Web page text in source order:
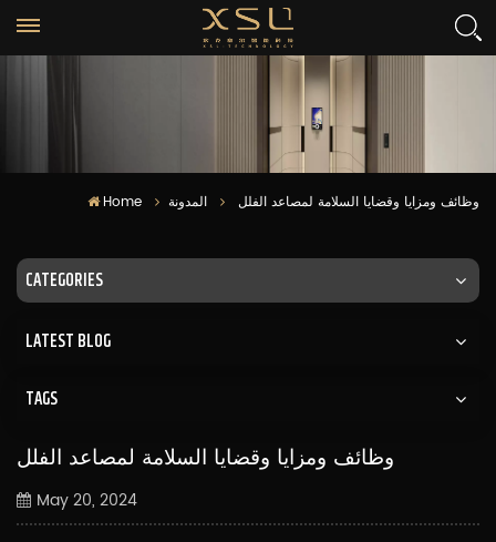
Home المدونة وظائف ومزايا وقضايا السلامة لمصاعد الفلل
CATEGORIES
LATEST BLOG
TAGS
وظائف ومزايا وقضايا السلامة لمصاعد الفلل
May 20, 2024